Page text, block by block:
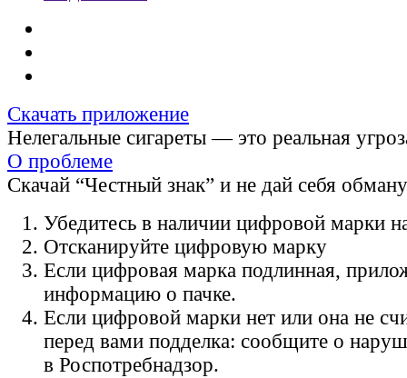
Скачать приложение
Нелегальные сигареты — это реальная
О проблеме
Скачай “Честный знак” и не дай себя
Убедитесь в наличии цифровой марки
Отсканируйте цифровую марку
Если цифровая марка подлинная,
информацию о пачке.
Если цифровой марки нет или она не
перед вами подделка: сообщите о
в Роспотребнадзор.